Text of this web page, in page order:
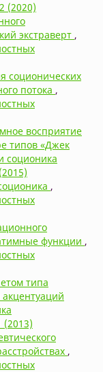
(2020)
экстраверт ,
соционических
потока ,
восприятие
типов «Джек
соционика
,
функции ,
типа
,